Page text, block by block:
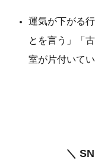
運気が下がる
とを言う」「
室が片付いて
＼